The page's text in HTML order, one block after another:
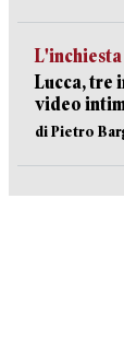
L'inchiesta
Lucca, tre
video
di Pietro